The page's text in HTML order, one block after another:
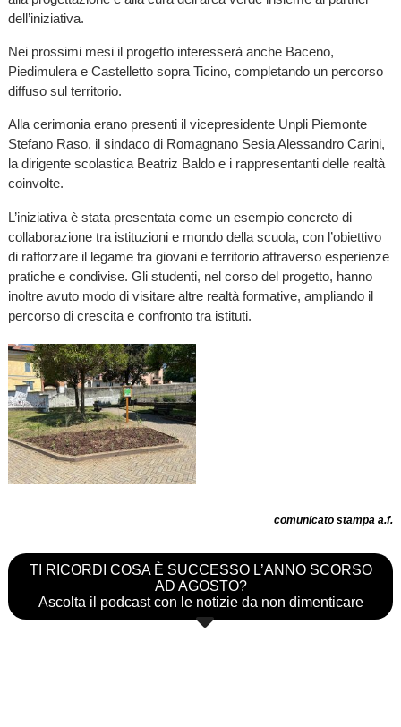
dell’iniziativa.
Nei prossimi mesi il progetto interesserà anche Baceno,
Piedimulera e Castelletto sopra Ticino, completando un percorso
diffuso sul territorio.
Alla cerimonia erano presenti il vicepresidente Unpli Piemonte
Stefano Raso, il sindaco di Romagnano Sesia Alessandro Carini,
la dirigente scolastica Beatriz Baldo e i rappresentanti delle realtà
coinvolte.
L’iniziativa è stata presentata come un esempio concreto di
collaborazione tra istituzioni e mondo della scuola, con l’obiettivo
di rafforzare il legame tra giovani e territorio attraverso esperienze
pratiche e condivise. Gli studenti, nel corso del progetto, hanno
inoltre avuto modo di visitare altre realtà formative, ampliando il
percorso di crescita e confronto tra istituti.
comunicato stampa a.f.
TI RICORDI COSA È SUCCESSO L’ANNO SCORSO
AD AGOSTO?
Ascolta il podcast con le notizie da non dimenticare